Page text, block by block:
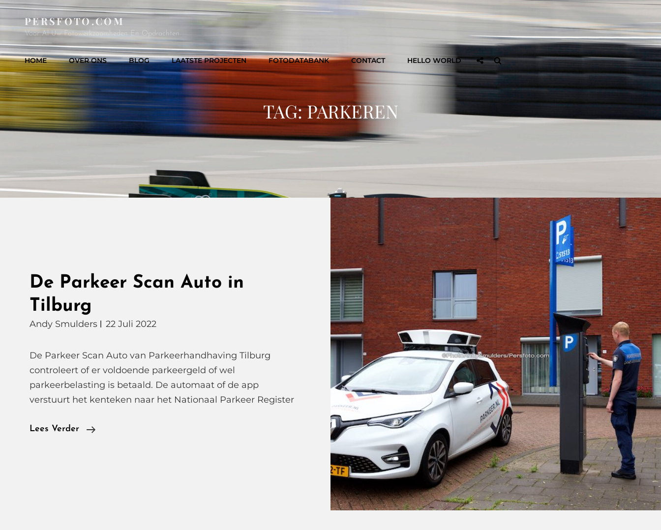
PERSFOTO.COM
Voor Al Uw Fotowerkzaamheden En Opdrachten
HOME OVER ONS BLOG LAATSTE PROJECTEN FOTODATABANK CONTACT HELLO WORLD
SociaalZoeken
TAG:PARKEREN
De Parkeer Scan Auto in
Tilburg
Andy Smulders 22 Juli 2022
De Parkeer Scan Auto van Parkeerhandhaving Tilburg
controleert of er voldoende parkeergeld of wel
parkeerbelasting is betaald. De automaat of de app
verstuurt het kenteken naar het Nationaal Parkeer Register
Lees Verder
De